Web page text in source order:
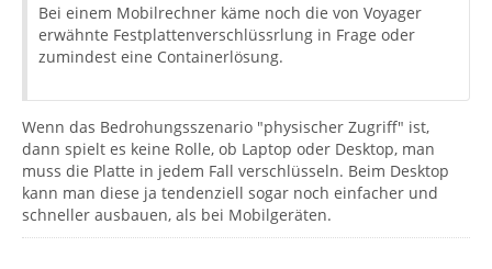
Bei einem Mobilrechner käme noch die von Voyager
erwähnte Festplattenverschlüssrlung in Frage oder
zumindest eine Containerlösung.
Wenn das Bedrohungsszenario "physischer Zugriff" ist,
dann spielt es keine Rolle, ob Laptop oder Desktop, man
muss die Platte in jedem Fall verschlüsseln. Beim Desktop
kann man diese ja tendenziell sogar noch einfacher und
schneller ausbauen, als bei Mobilgeräten.